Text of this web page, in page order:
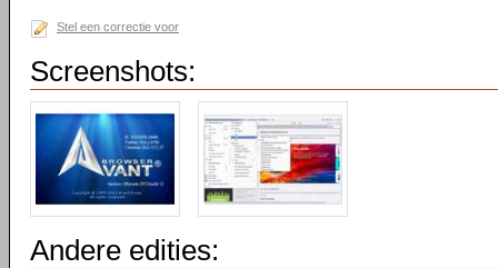
Stel een correctie voor
Screenshots:
Andere edities: